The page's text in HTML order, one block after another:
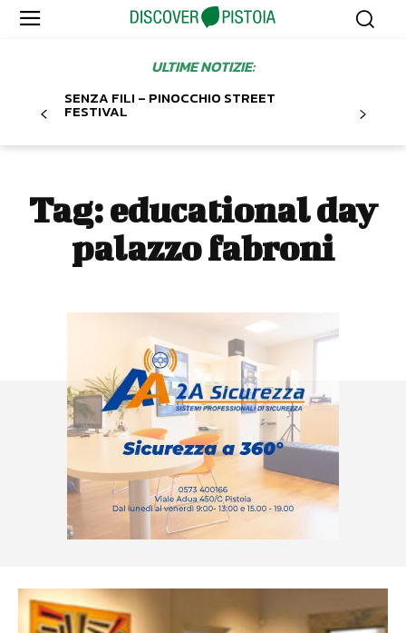
ULTIME NOTIZIE:
SENZA FILI – PINOCCHIO STREET
FESTIVAL
Tag:educational day
palazzo fabroni